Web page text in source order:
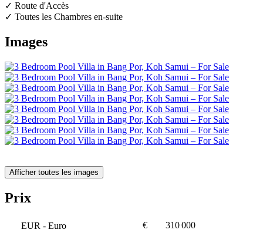
✓ Route d'Accès
✓ Toutes les Chambres en-suite
Images
Afficher toutes les images
Prix
EUR - Euro €
310 000